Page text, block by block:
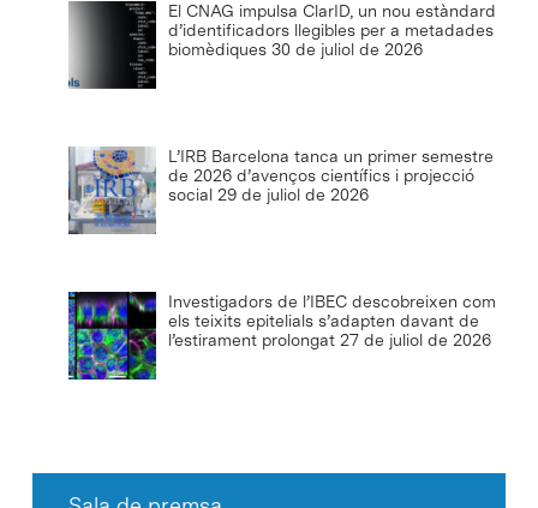
El CNAG impulsa ClarID, un nou estàndard
d’identificadors llegibles per a metadades
biomèdiques 30 de juliol de 2026
L’IRB Barcelona tanca un primer semestre
de 2026 d’avenços científics i projecció
social 29 de juliol de 2026
Investigadors de l’IBEC descobreixen com
els teixits epitelials s’adapten davant de
l’estirament prolongat 27 de juliol de 2026